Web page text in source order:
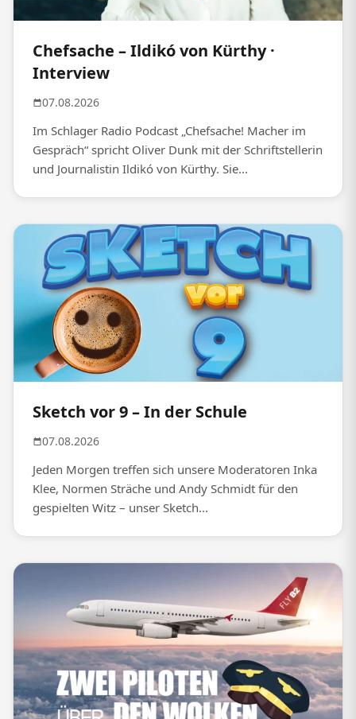
Chefsache – Ildikó von Kürthy ·
Interview
07.08.2026
Im Schlager Radio Podcast „Chefsache! Macher im
Gespräch“ spricht Oliver Dunk mit der Schriftstellerin
und Journalistin Ildikó von Kürthy. Sie...
Sketch vor 9 – In der Schule
07.08.2026
Jeden Morgen treffen sich unsere Moderatoren Inka
Klee, Normen Sträche und Andy Schmidt für den
gespielten Witz – unser Sketch...